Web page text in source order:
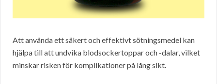
Att använda ett säkert och effektivt sötningsmedel kan
hjälpa till att undvika blodsockertoppar och -dalar, vilket
minskar risken för komplikationer på lång sikt.